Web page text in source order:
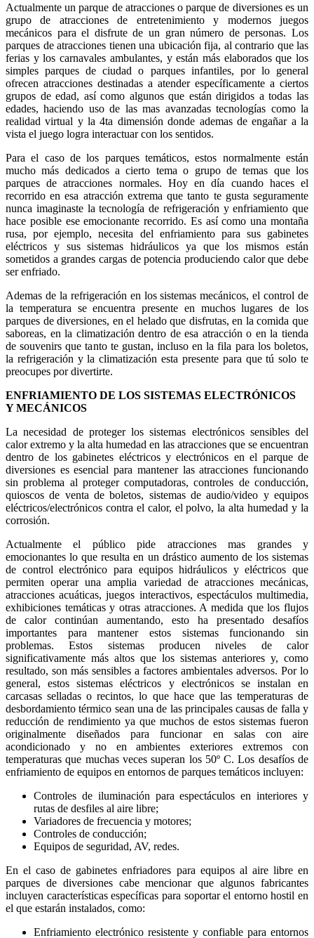
Actualmente un parque de atracciones o parque de diversiones es un
grupo de atracciones de entretenimiento y modernos juegos
mecánicos para el disfrute de un gran número de personas. Los
parques de atracciones tienen una ubicación fija, al contrario que las
ferias y los carnavales ambulantes, y están más elaborados que los
simples parques de ciudad o parques infantiles, por lo general
ofrecen atracciones destinadas a atender específicamente a ciertos
grupos de edad, así como algunos que están dirigidos a todas las
edades, haciendo uso de las mas avanzadas tecnologías como la
realidad virtual y la 4ta dimensión donde ademas de engañar a la
vista el juego logra interactuar con los sentidos.
Para el caso de los parques temáticos, estos normalmente están
mucho más dedicados a cierto tema o grupo de temas que los
parques de atracciones normales. Hoy en día cuando haces el
recorrido en esa atracción extrema que tanto te gusta seguramente
nunca imaginaste la tecnología de refrigeración y enfriamiento que
hace posible ese emocionante recorrido. Es así como una montaña
rusa, por ejemplo, necesita del enfriamiento para sus gabinetes
eléctricos y sus sistemas hidráulicos ya que los mismos están
sometidos a grandes cargas de potencia produciendo calor que debe
ser enfriado.
Ademas de la refrigeración en los sistemas mecánicos, el control de
la temperatura se encuentra presente en muchos lugares de los
parques de diversiones, en el helado que disfrutas, en la comida que
saboreas, en la climatización dentro de esa atracción o en la tienda
de souvenirs que tanto te gustan, incluso en la fila para los boletos,
la refrigeración y la climatización esta presente para que tú solo te
preocupes por divertirte.
ENFRIAMIENTO DE LOS SISTEMAS ELECTRÓNICOS
Y MECÁNICOS
La necesidad de proteger los sistemas electrónicos sensibles del
calor extremo y la alta humedad en las atracciones que se encuentran
dentro de los gabinetes eléctricos y electrónicos en el parque de
diversiones es esencial para mantener las atracciones funcionando
sin problema al proteger computadoras, controles de conducción,
quioscos de venta de boletos, sistemas de audio/video y equipos
eléctricos/electrónicos contra el calor, el polvo, la alta humedad y la
corrosión.
Actualmente el público pide atracciones mas grandes y
emocionantes lo que resulta en un drástico aumento de los sistemas
de control electrónico para equipos hidráulicos y eléctricos que
permiten operar una amplia variedad de atracciones mecánicas,
atracciones acuáticas, juegos interactivos, espectáculos multimedia,
exhibiciones temáticas y otras atracciones. A medida que los flujos
de calor continúan aumentando, esto ha presentado desafíos
importantes para mantener estos sistemas funcionando sin
problemas. Estos sistemas producen niveles de calor
significativamente más altos que los sistemas anteriores y, como
resultado, son más sensibles a factores ambientales adversos. Por lo
general, estos sistemas eléctricos y electrónicos se instalan en
carcasas selladas o recintos, lo que hace que las temperaturas de
desbordamiento térmico sean una de las principales causas de falla y
reducción de rendimiento ya que muchos de estos sistemas fueron
originalmente diseñados para funcionar en salas con aire
acondicionado y no en ambientes exteriores extremos con
temperaturas que muchas veces superan los 50º C. Los desafíos de
enfriamiento de equipos en entornos de parques temáticos incluyen:
Controles de iluminación para espectáculos en interiores y
rutas de desfiles al aire libre;
Variadores de frecuencia y motores;
Controles de conducción;
Equipos de seguridad, AV, redes.
En el caso de gabinetes enfriadores para equipos al aire libre en
parques de diversiones cabe mencionar que algunos fabricantes
incluyen características específicas para soportar el entorno hostil en
el que estarán instalados, como:
Enfriamiento electrónico resistente y confiable para entornos